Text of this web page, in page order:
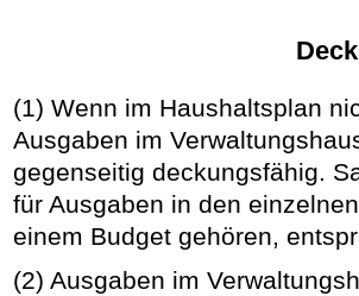
(1) Wenn im Haushaltsplan
Ausgaben im
gegenseitig deckungsfähig.
für Ausgaben in den
einem Budget gehören,
(2) Ausgaben im